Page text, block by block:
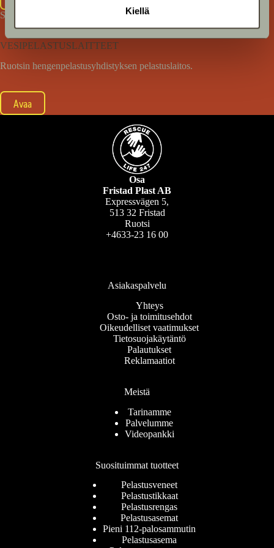
Kiellä
SLS
VESIPELASTUSLAITTEET
Ruotsin hengenpelastusyhdistyksen pelastuslaitos.
Avaa
Osa
Fristad Plast AB
Expressvägen 5,
513 32 Fristad
Ruotsi
+4633-23 16 00
Asiakaspalvelu
Yhteys
Osto- ja toimitusehdot
Oikeudelliset vaatimukset
Tietosuojakäytäntö
Palautukset
Reklamaatiot
Meistä
Tarinamme
Palvelumme
Videopankki
Suosituimmat tuotteet
Pelastusveneet
Pelastustikkaat
Pelastusrengas
Pelastusasemat
Pieni 112-palosammutin
Pelastusasema